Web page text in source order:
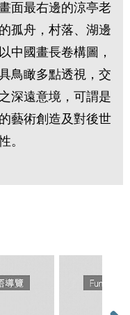
面最右邊的涼亭老
孤舟，村落、湖邊
中國畫長卷構圖，
鳥瞰多點透視，交
深遠意境，可謂是
藝術創造及對後世
。